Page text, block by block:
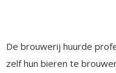
De brouwerij huurde
zelf hun bieren te